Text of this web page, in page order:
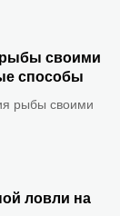
рыбы своими
способы
рыбы своими
ловли на